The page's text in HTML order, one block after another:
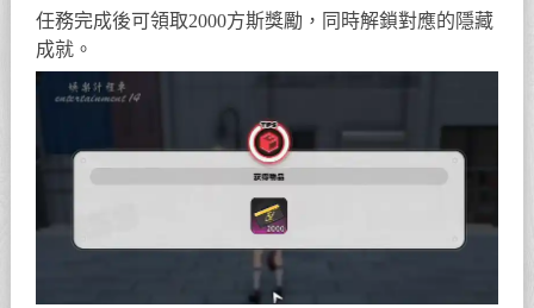
任務完成後可領取2000方斯獎勵，同時解鎖對應的隱藏
成就。